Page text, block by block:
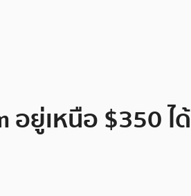
อยู่เหนือ $350 ได้